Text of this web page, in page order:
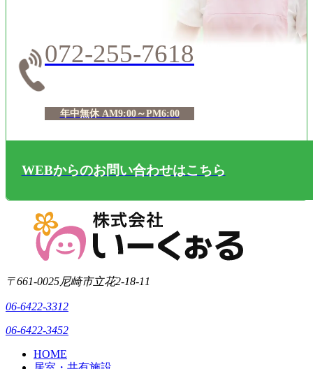
072-255-7618
年中無休 AM9:00～PM6:00
WEBからのお問い合わせはこちら
〒661-0025尼崎市立花2-18-11
06-6422-3312
06-6422-3452
HOME